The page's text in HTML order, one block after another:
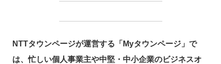
NTTタウンページが運営する「Myタウンページ」で
は、忙しい個人事業主や中堅・中小企業のビジネスオ